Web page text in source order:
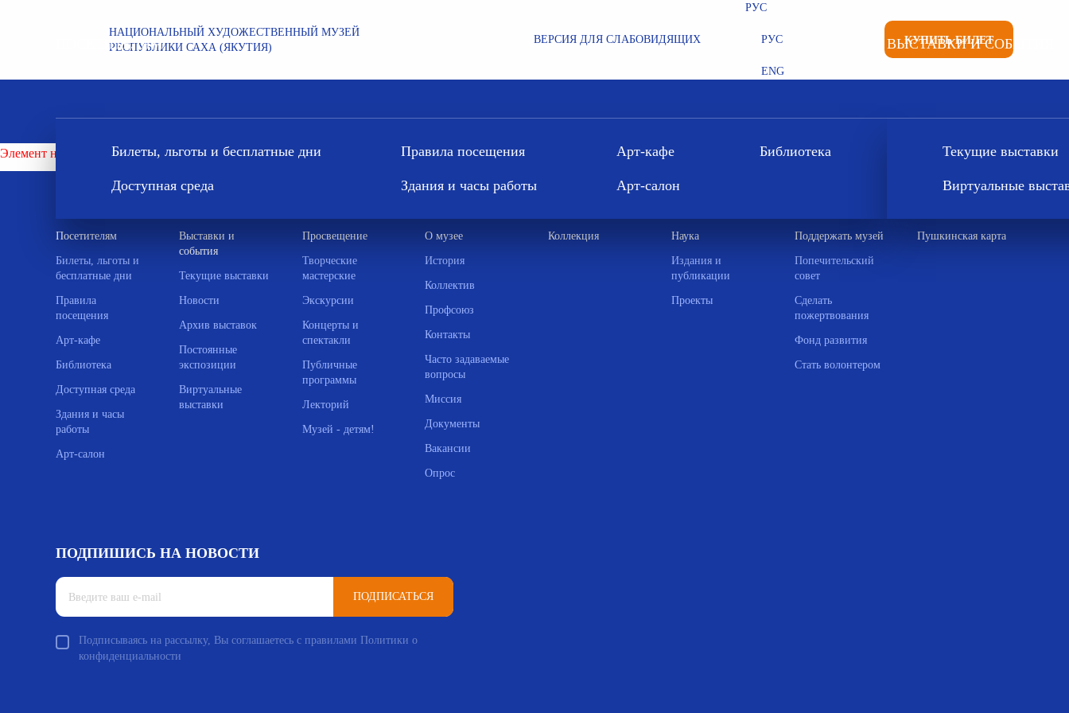
НАЦИОНАЛЬНЫЙ ХУДОЖЕСТВЕННЫЙ МУЗЕЙ
РЕСПУБЛИКИ САХА (ЯКУТИЯ)
ВЕРСИЯ ДЛЯ СЛАБОВИДЯЩИХ
РУС
РУС
ENG
КУПИТЬ БИЛЕТ
ПОСЕТИТЕЛЯМ
Билеты, льготы и бесплатные дни Правила посещения Арт-кафе Библиотека
Доступная среда Здания и часы работы Арт-салон
ВЫСТАВКИ И СОБЫТИЯ
Текущие выставки
Виртуальные
Элемент не найден!
Посетителям
Билеты, льготы и
бесплатные дни
Правила
посещения
Арт-кафе
Библиотека
Доступная среда
Здания и часы
работы
Арт-салон
Выставки и
события
Текущие выставки
Новости
Архив выставок
Постоянные
экспозиции
Виртуальные
выставки
Просвещение
Творческие
мастерские
Экскурсии
Концерты и
спектакли
Публичные
программы
Лекторий
Музей - детям!
О музее
История
Коллектив
Профсоюз
Контакты
Часто задаваемые
вопросы
Миссия
Документы
Вакансии
Опрос
Коллекция Наука
Издания и
публикации
Проекты
Поддержать музей
Попечительский
совет
Сделать
пожертвования
Фонд развития
Стать волонтером
Пушкинская карта
ПОДПИШИСЬ НА НОВОСТИ
ПОДПИСАТЬСЯ
Подписываясь на рассылку, Вы соглашаетесь с правилами Политики о
конфиденциальности